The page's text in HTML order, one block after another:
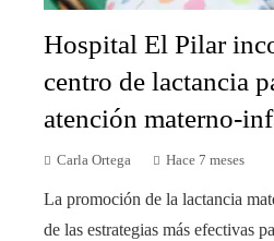
Hospital El Pilar
centro de lactancia
atención materno-
Carla Ortega Hace 7 meses
La promoción de la lactancia
de las estrategias más efectivas